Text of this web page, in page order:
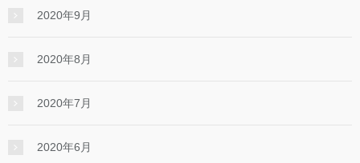
2020年9月
2020年8月
2020年7月
2020年6月